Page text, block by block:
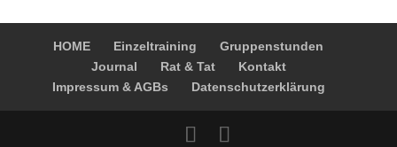
HOME Einzeltraining
Gruppenstunden
Journal
Rat & Tat
Kontakt
Impressum & AGBs
Datenschutzerklärung